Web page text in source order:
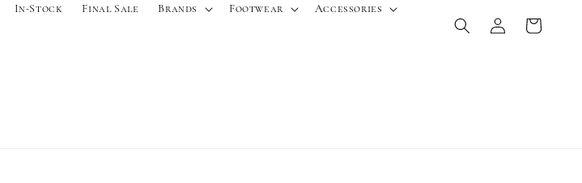
In-Stock Final Sale Brands Footwear Accessories